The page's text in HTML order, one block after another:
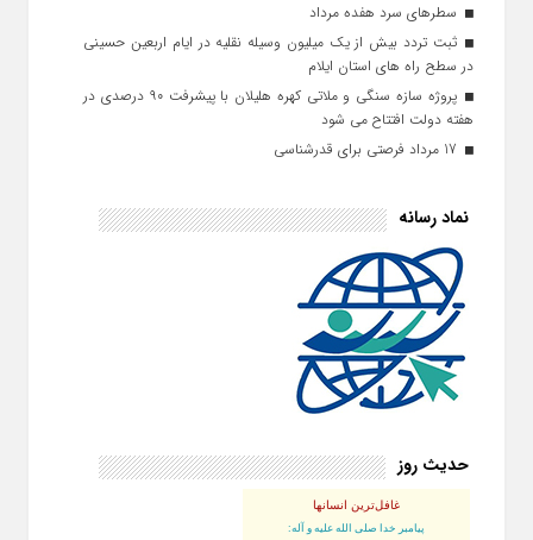
سطرهای سرد هفده مرداد
ثبت تردد بیش از یک میلیون وسیله نقلیه در ایام اربعین حسینی
در سطح راه‌ های استان ایلام
پروژه سازه سنگی و ملاتی کهره هلیلان با پیشرفت ۹۰ درصدی در
هفته دولت افتتاح می شود
نماد رسانه
حدیث روز
غافل‌ترین انسانها
پيامبر خدا صلى‏ الله‏ عليه ‏و‏ آله: